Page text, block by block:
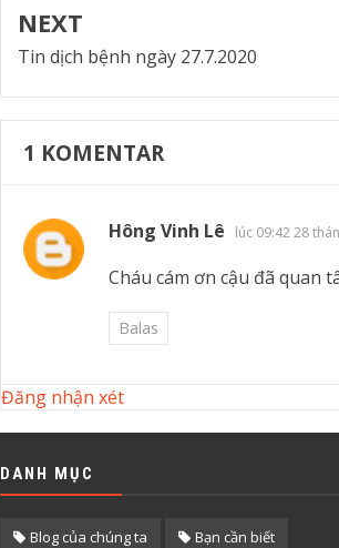
NEXT
Tin dịch bệnh ngày 27.7.2020
1 KOMENTAR
Hông Vinh Lê lúc 09:42 28
Cháu cám ơn cậu đã quan
Balas
Đăng nhận xét
DANH MỤC
Blog của chúng ta Bạn cần biết